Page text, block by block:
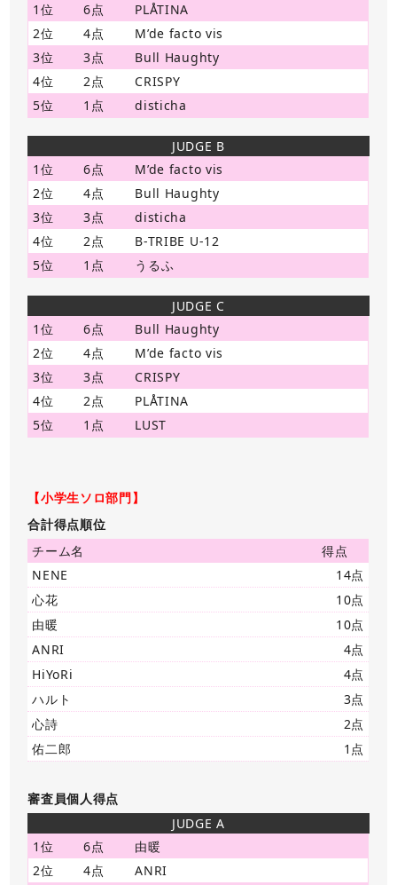
1位
6点
PLÅTINA
2位
4点
M’de facto vis
3位
3点
Bull Haughty
4位
2点
CRISPY
5位
1点 disticha
JUDGE B
1位
6点
M’de facto vis
2位
4点
Bull Haughty
3位
3点
disticha
4位
2点
B-TRIBE U-12
5位
1点 うるふ
JUDGE C
1位
6点
Bull Haughty
2位
4点
M’de facto vis
3位
3点
CRISPY
4位
2点
PLÅTINA
5位
1点 LUST
【小学生ソロ部門】
合計得点順位
チーム名
得点
NENE
14点
心花
10点
由暖
10点
ANRI
4点
HiYoRi
4点
ハルト
3点
心詩
2点
佑二郎
1点
審査員個人得点
JUDGE A
1位
6点
由暖
2位
4点
ANRI